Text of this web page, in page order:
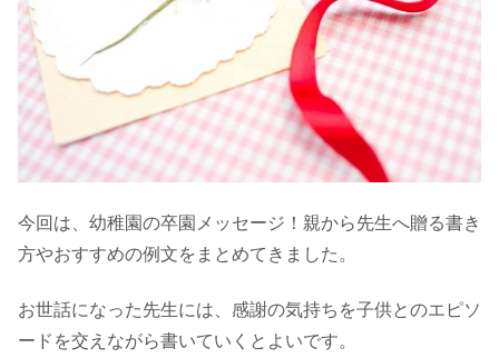
今回は、幼稚園の卒園メッセージ！親から先生へ贈る書き
方やおすすめの例文をまとめてきました。
お世話になった先生には、感謝の気持ちを子供とのエピソ
ードを交えながら書いていくとよいです。